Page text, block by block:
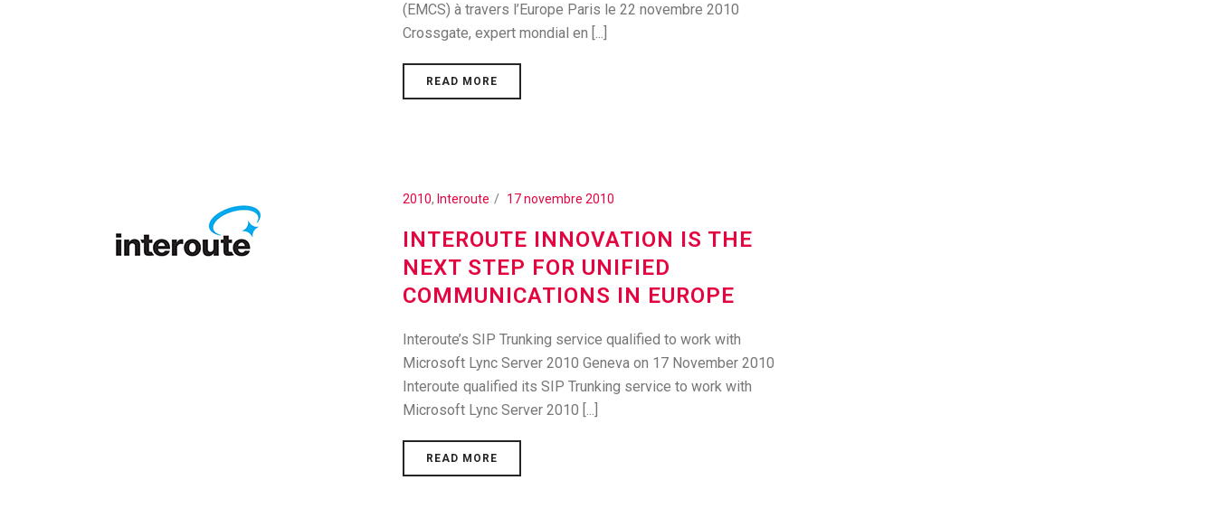
(EMCS) à travers l’Europe Paris le 22 novembre 2010
Crossgate, expert mondial en [...]
READ MORE
2010, Interoute 17 novembre 2010
INTEROUTE INNOVATION IS THE
NEXT STEP FOR UNIFIED
COMMUNICATIONS IN EUROPE
Interoute’s SIP Trunking service qualified to work with
Microsoft Lync Server 2010 Geneva on 17 November 2010
Interoute qualified its SIP Trunking service to work with
Microsoft Lync Server 2010 [...]
READ MORE